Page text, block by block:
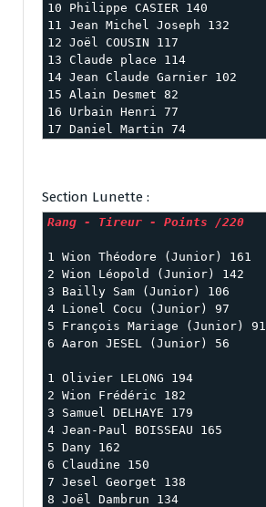
10 Philippe CASIER 140
11 Jean Michel Joseph 132
12 Joël COUSIN 117
13 Claude place 114
14 Jean Claude Garnier 102
15 Alain Desmet 82
16 Urbain Henri 77
17 Daniel Martin 74
Section Lunette :
Rang - Tireur - Points /220
1 Wion Théodore (Junior) 161
2 Wion Léopold (Junior) 142
3 Bailly Sam (Junior) 106
4 Lionel Cocu (Junior) 97
5 François Mariage (Junior) 91
6 Aaron JESEL (Junior) 56
1 Olivier LELONG 194
2 Wion Frédéric 182
3 Samuel DELHAYE 179
4 Jean-Paul BOISSEAU 165
5 Dany 162
6 Claudine 150
7 Jesel Georget 138
8 Joël Dambrun 134